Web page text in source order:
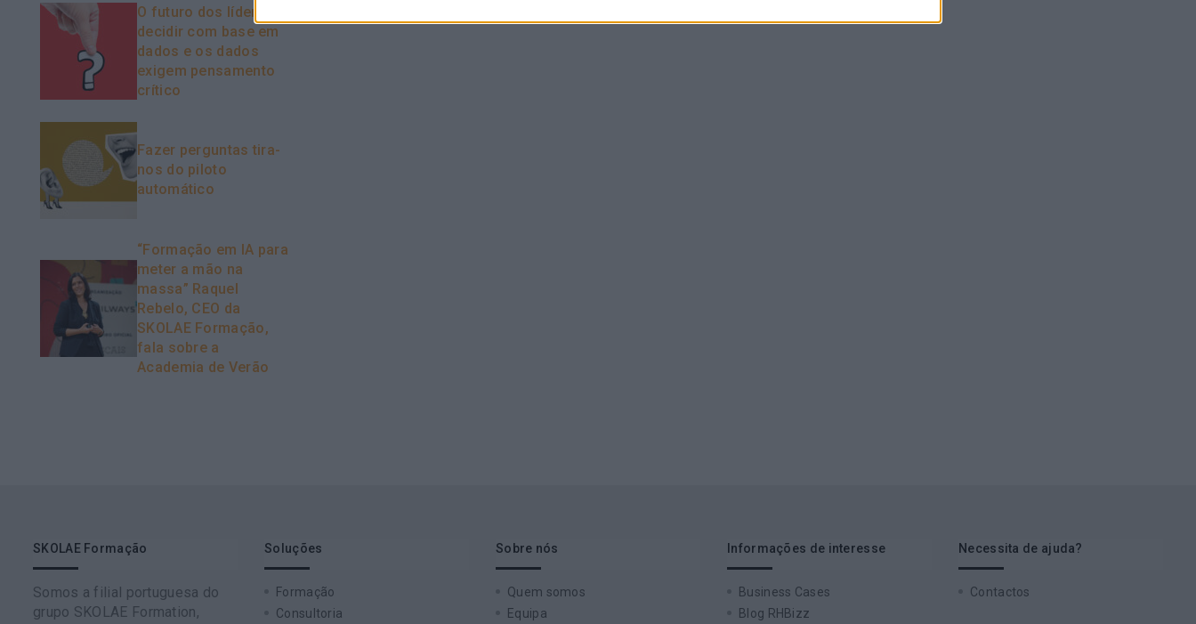
O futuro dos líderes é
decidir com base em
dados e os dados
exigem pensamento
crítico
Fazer perguntas tira-
nos do piloto
automático
“Formação em IA para
meter a mão na
massa” Raquel
Rebelo, CEO da
SKOLAE Formação,
fala sobre a
Academia de Verão
SKOLAE Formação
Somos a filial portuguesa do
grupo SKOLAE Formation,
Soluções
Formação
Consultoria
Sobre nós
Quem somos
Equipa
Informações de interesse
Business Cases
Blog RHBizz
Necessita de ajuda?
Contactos